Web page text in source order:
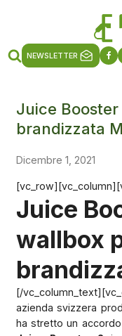
NEWSLETTER
Juice
brandizzata
Dicembre 1, 2021
Juice
wallbox
[/
azienda svizzera
ha stretto un